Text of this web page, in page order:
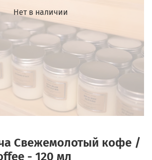
Нет в наличии
Свежемолотый кофе /
- 120 мл